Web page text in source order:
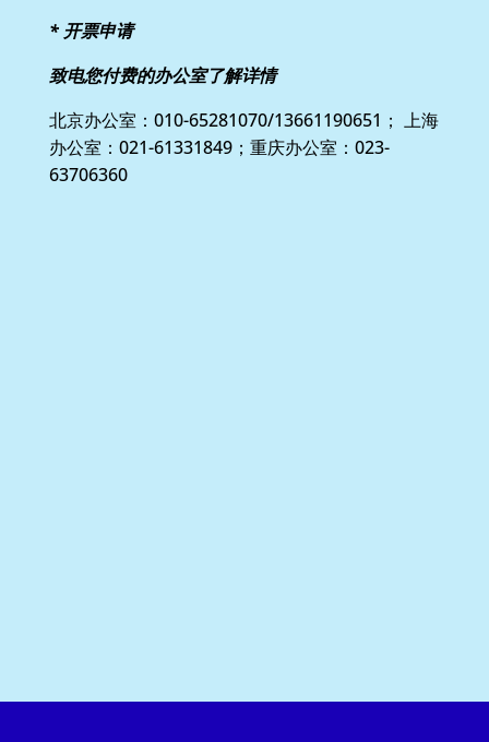
* 开票申请
致电您付费的办公室了解详情
北京办公室：010-65281070/13661190651； 上海
办公室：021-61331849；重庆办公室：023-
63706360